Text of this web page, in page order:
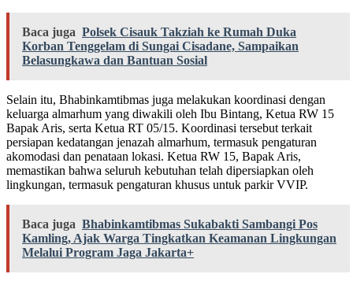
Baca juga Polsek Cisauk Takziah ke Rumah Duka
Korban Tenggelam di Sungai Cisadane, Sampaikan
Belasungkawa dan Bantuan Sosial
Selain itu, Bhabinkamtibmas juga melakukan koordinasi dengan
keluarga almarhum yang diwakili oleh Ibu Bintang, Ketua RW 15
Bapak Aris, serta Ketua RT 05/15. Koordinasi tersebut terkait
persiapan kedatangan jenazah almarhum, termasuk pengaturan
akomodasi dan penataan lokasi. Ketua RW 15, Bapak Aris,
memastikan bahwa seluruh kebutuhan telah dipersiapkan oleh
lingkungan, termasuk pengaturan khusus untuk parkir VVIP.
Baca juga Bhabinkamtibmas Sukabakti Sambangi Pos
Kamling, Ajak Warga Tingkatkan Keamanan Lingkungan
Melalui Program Jaga Jakarta+